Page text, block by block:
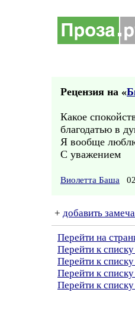
Рецензия на «
Какое
благодатью в
Я вообще
С уважением
Виолетта Баша
+ добавить
Перейти на
Перейти к
Перейти к
Перейти к
Перейти к